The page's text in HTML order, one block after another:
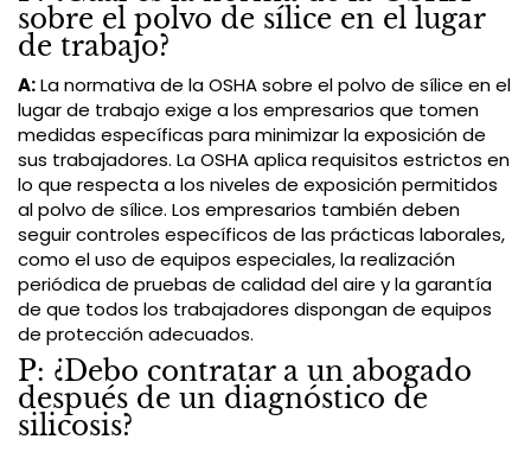
sobre el polvo de sílice en el lugar
de trabajo?
A:La normativa de la OSHA sobre el polvo de sílice en el
lugar de trabajo exige a los empresarios que tomen
medidas específicas para minimizar la exposición de
sus trabajadores. La OSHA aplica requisitos estrictos en
lo que respecta a los niveles de exposición permitidos
al polvo de sílice. Los empresarios también deben
seguir controles específicos de las prácticas laborales,
como el uso de equipos especiales, la realización
periódica de pruebas de calidad del aire y la garantía
de que todos los trabajadores dispongan de equipos
de protección adecuados.
P: ¿Debo contratar a un abogado
después de un diagnóstico de
silicosis?